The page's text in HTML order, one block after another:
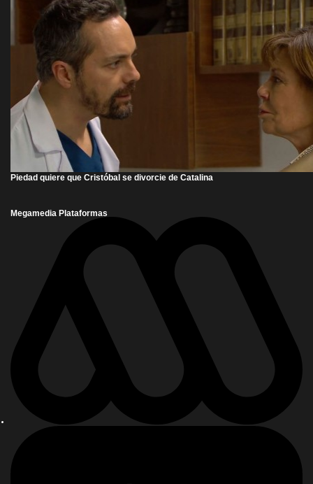
Piedad quiere que Cristóbal se divorcie de Catalina
Megamedia Plataformas